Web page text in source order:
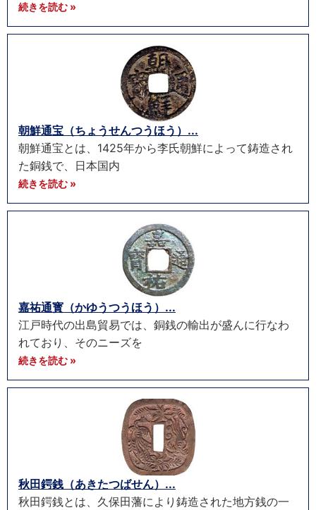
続きを読む »
朝鮮通宝（ちょうせんつうほう）...
朝鮮通宝とは、1425年から李氏朝鮮によって鋳造され
た銅銭で、日本国内
続きを読む »
嘉祐通寳（かゆうつうほう）...
江戸時代の出島貿易では、銅銭の輸出が盛んに行なわ
れており、そのニーズを
続きを読む »
秋田鍔銭（あきたつばせん）...
秋田鍔銭とは、久保田藩により鋳造された地方銭の一